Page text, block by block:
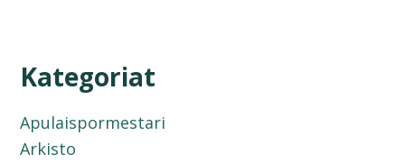
Kategoriat
Apulaispormestari
Arkisto